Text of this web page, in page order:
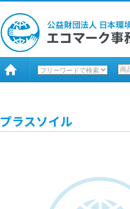
プラスソイル